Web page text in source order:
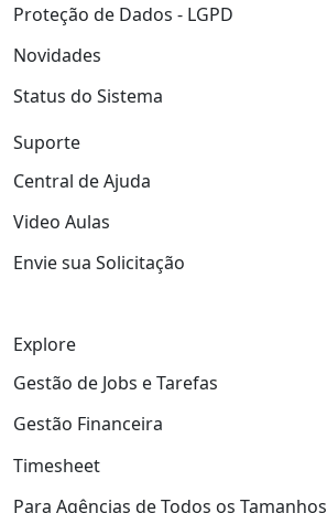
Proteção de Dados - LGPD
Novidades
Status do Sistema
Suporte
Central de Ajuda
Video Aulas
Envie sua Solicitação
Explore
Gestão de Jobs e Tarefas
Gestão Financeira
Timesheet
Para Agências de Todos os Tamanhos